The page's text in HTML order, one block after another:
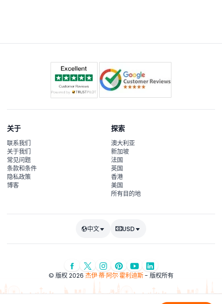
关于
联系我们
关于我们
常见问题
条款和条件
隐私政策
博客
探索
澳大利亚
新加坡
法国
英国
香港
美国
所有目的地
中文 USD
© 版权 2026 杰伊·蒂·阿尔·霍利迪斯- 版权所有